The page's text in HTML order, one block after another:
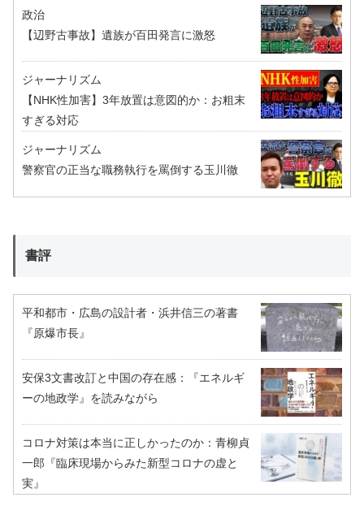
政治
【辺野古事故】遺族が百田発言に激怒
ジャーナリズム
【NHK性加害】3年放置は意図的か：お粗末
すぎる対応
ジャーナリズム
警察官の正当な職務執行を罵倒する玉川徹
書評
平和都市・広島の設計者・浜井信三の著書
『原爆市長』
安保3文書改訂と中国の存在感：『エネルギ
ーの地政学』を読みながら
コロナ対策は本当に正しかったのか：青柳貞
一郎『臨床現場からみた新型コロナの虚と
実』